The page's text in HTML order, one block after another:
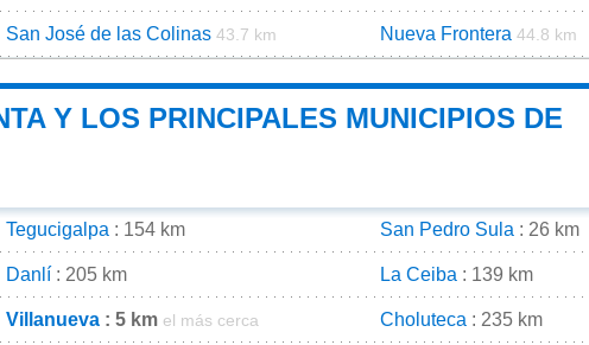
San José de las Colinas 43.7 km Nueva Frontera 44.8 km
Y LOS PRINCIPALES MUNICIPIOS DE
Tegucigalpa : 154 km San Pedro Sula : 26 km
Danlí : 205 km La Ceiba : 139 km
Villanueva : 5 km el más cerca Choluteca : 235 km